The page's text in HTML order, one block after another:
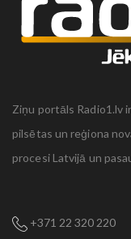
Ziņu portāls Radio1.lv
pilsētas un reģiona
procesi Latvijā un
+371 22 320 220